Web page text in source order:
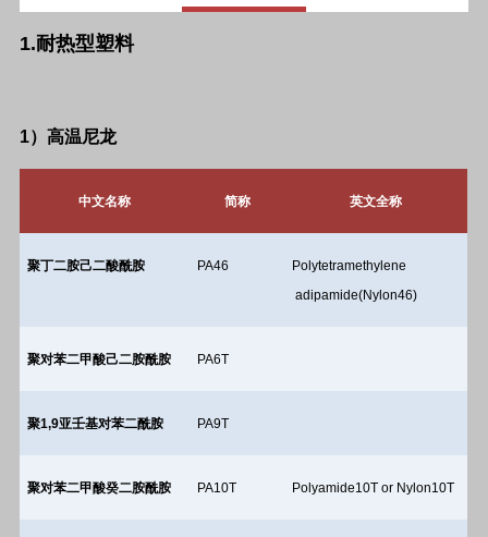
1.耐热型塑料
1）高温尼龙
中文名称 简称 英文全称
聚丁二胺己二酸酰胺 PA46
Polytetramethylene
adipamide(Nylon46)
聚对苯二甲酸己二胺酰胺 PA6T
聚1,9亚壬基对苯二酰胺 PA9T
聚对苯二甲酸癸二胺酰胺 PA10T Polyamide10T or Nylon10T